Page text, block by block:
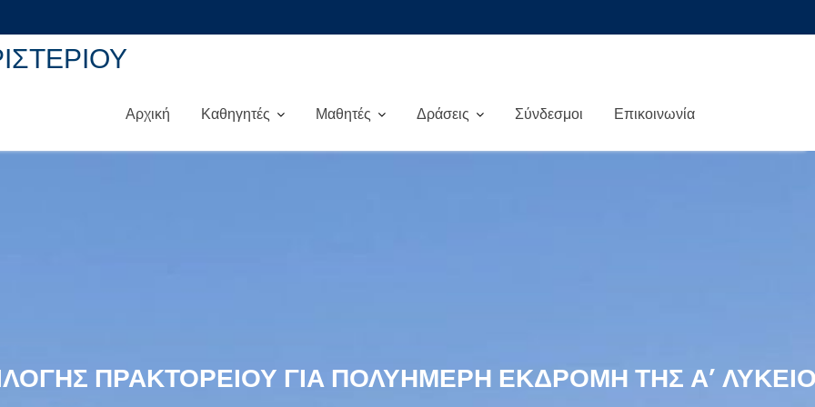
Αρχική Καθηγητές Μαθητές Δράσεις Σύνδεσμοι Επικοινωνία
ΠΡΑΚΤΟΡΕΊΟΥ ΓΙΑ ΠΟΛΥΉΜΕΡΗ ΕΚΔΡΟΜΉ ΤΗΣ Α’